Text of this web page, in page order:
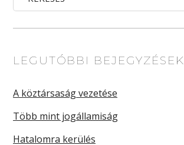
LEGUTÓBBI BEJEGYZÉSEK
A köztársaság vezetése
Több mint jogállamiság
Hatalomra kerülés